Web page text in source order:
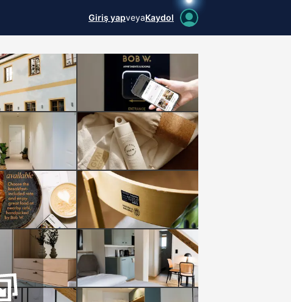
Giriş yapveyaKaydol